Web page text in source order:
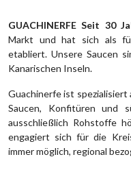
GUACHINERFE Seit 30
Markt und hat sich als
etabliert. Unsere Saucen
Kanarischen Inseln.
Guachinerfe ist spezialisiert
Saucen, Konfitüren und
ausschließlich Rohstoffe
engagiert sich für die
immer möglich, regional